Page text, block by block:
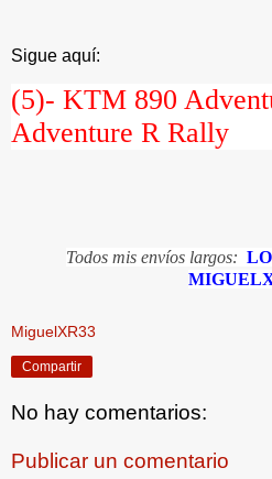
Sigue aquí:
(5)- KTM 890
Adventure R Rally
Todos mis envíos largos:
MiguelXR33
Compartir
No hay comentarios:
Publicar un comentario